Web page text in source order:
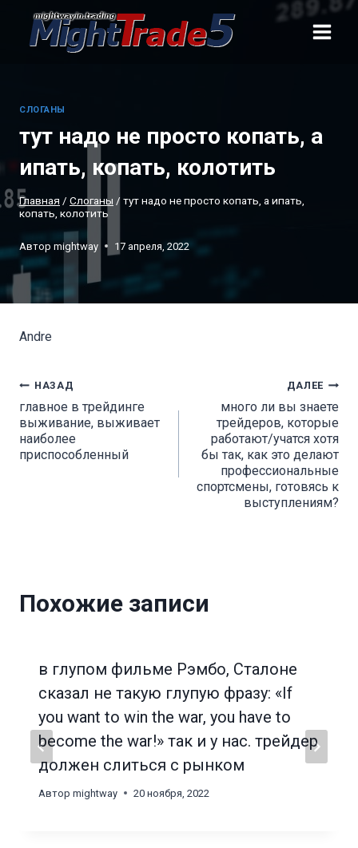
содержанию
CЛОГАНЫ
тут надо не просто копать, а
ипать, копать, колотить
Главная / Cлоганы / тут надо не просто копать, а ипать,
копать, колотить
Автор mightway 17 апреля, 2022
Andre
Навигация
по
записям
НАЗАД
главное в трейдинге
выживание, выживает
наиболее
приспособленный
ДАЛЕЕ
много ли вы знаете
трейдеров, которые
работают/учатся хотя
бы так, как это делают
профессиональные
спортсмены, готовясь к
выступлениям?
Похожие записи
в глупом фильме Рэмбо, Сталоне
сказал не такую глупую фразу: «If
you want to win the war, you have to
become the war!» так и у нас. трейдер
должен слиться с рынком
Автор mightway 20 ноября, 2022